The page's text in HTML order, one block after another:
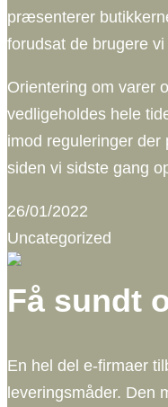
præsenterer
forudsat de brugere
Orientering om varer
vedligeholdes hele
imod reguleringer der
siden vi sidste gang
26/01/2022
Uncategorized
Få sundt
En hel del e-firmaer
leveringsmåder. Den